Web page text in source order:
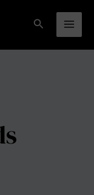
Suchen